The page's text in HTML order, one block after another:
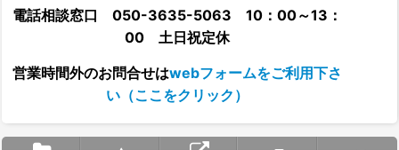
電話相談窓口 050-3635-5063 10：00～13：
00 土日祝定休
営業時間外のお問合せはwebフォームをご利用下さ
い（ここをクリック）